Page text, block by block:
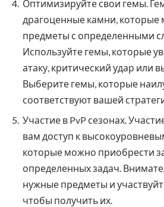
Оптимизируйте свои гемы.
драгоценные камни, которые
предметы с определенными
Используйте гемы, которые
атаку, критический удар или
Выберите гемы, которые
соответствуют вашей
Участие в PvP сезонах.
вам доступ к
которые можно приобрести
определенных задач.
нужные предметы и
чтобы получить их.